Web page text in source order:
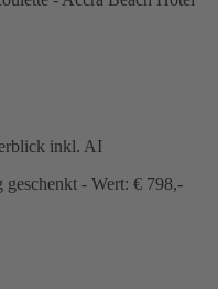
inkl. AI
- Wert: € 798,-